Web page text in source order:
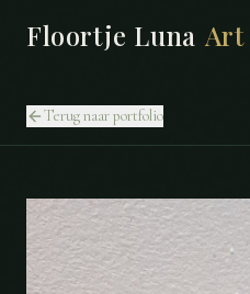
Floortje Luna Art
Terug naar portfolio